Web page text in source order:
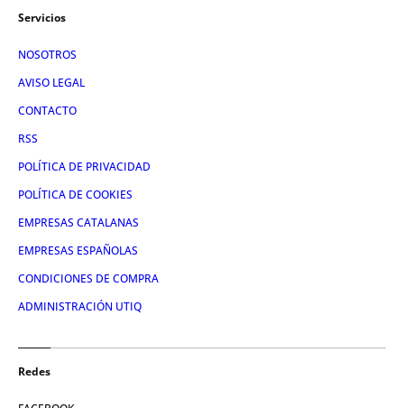
Servicios
NOSOTROS
AVISO LEGAL
CONTACTO
RSS
POLÍTICA DE PRIVACIDAD
POLÍTICA DE COOKIES
EMPRESAS CATALANAS
EMPRESAS ESPAÑOLAS
CONDICIONES DE COMPRA
ADMINISTRACIÓN UTIQ
Redes